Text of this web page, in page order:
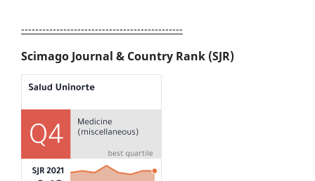
----------------------------------------------
Scimago Journal & Country Rank (SJR)